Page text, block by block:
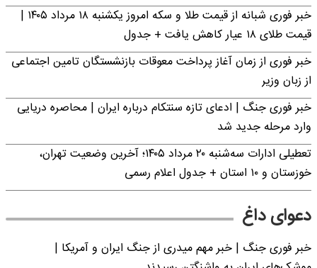
خبر فوری شبانه از قیمت طلا و سکه امروز یکشنبه ۱۸ مرداد ۱۴۰۵ |
قیمت طلای ۱۸ عیار کاهش یافت + جدول
خبر فوری از زمان آغاز پرداخت معوقات بازنشستگان تامین اجتماعی
از زبان وزیر
خبر فوری جنگ | ادعای تازه سنتکام درباره ایران | محاصره دریایی
وارد مرحله جدید شد
تعطیلی ادارات سه‌شنبه ۲۰ مرداد ۱۴۰۵؛ آخرین وضعیت تهران،
خوزستان و ۱۰ استان + جدول اعلام رسمی
دعوای داغ
خبر فوری جنگ | خبر مهم میدری از جنگ ایران و آمریکا |